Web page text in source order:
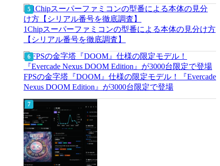
1Chipスーパーファミコンの型番による本体の見分け方
【シリアル番号を徹底調査】
FPSの金字塔『DOOM』仕様の限定モデル！『Evercade
Nexus DOOM Edition』が3000台限定で登場